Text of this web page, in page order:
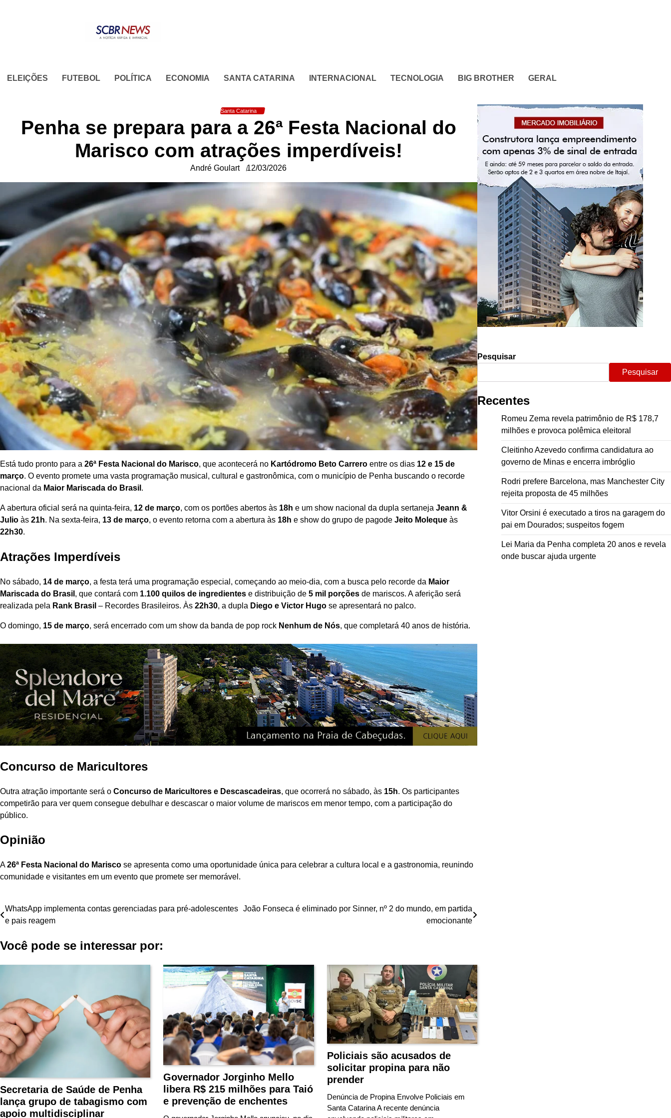
ELEIÇÕES FUTEBOL POLÍTICA ECONOMIA SANTA CATARINA INTERNACIONAL TECNOLOGIA BIG BROTHER GERAL
Santa Catarina
Penha se prepara para a 26ª Festa Nacional do
Marisco com atrações imperdíveis!
André Goulart 12/03/2026
Está tudo pronto para a 26ª Festa Nacional do Marisco, que acontecerá no Kartódromo Beto Carrero entre os dias 12 e 15 de
março. O evento promete uma vasta programação musical, cultural e gastronômica, com o município de Penha buscando o recorde
nacional da Maior Mariscada do Brasil .
A abertura oficial será na quinta-feira, 12 de março, com os portões abertos às 18h e um show nacional da dupla sertaneja Jeann &
Julio às 21h. Na sexta-feira, 13 de março, o evento retorna com a abertura às 18h e show do grupo de pagode Jeito Moleque às
22h30.
Atrações Imperdíveis
No sábado, 14 de março, a festa terá uma programação especial, começando ao meio-dia, com a busca pelo recorde da Maior
Mariscada do Brasil , que contará com 1.100 quilos de ingredientes e distribuição de 5 mil porções de mariscos. A aferição será
realizada pela Rank Brasil – Recordes Brasileiros. Às 22h30, a dupla Diego e Victor Hugo se apresentará no palco.
O domingo, 15 de março, será encerrado com um show da banda de pop rock Nenhum de Nós, que completará 40 anos de história.
Concurso de Maricultores
Outra atração importante será o Concurso de Maricultores e Descascadeiras, que ocorrerá no sábado, às 15h. Os participantes
competirão para ver quem consegue debulhar e descascar o maior volume de mariscos em menor tempo, com a participação do
público.
Opinião
A26ª Festa Nacional do Marisco se apresenta como uma oportunidade única para celebrar a cultura local e a gastronomia, reunindo
comunidade e visitantes em um evento que promete ser memorável.
Navegação
de
Post
WhatsApp implementa contas gerenciadas para pré-adolescentes
e pais reagem
João Fonseca é eliminado por Sinner, nº 2 do mundo, em partida
emocionante
Você pode se interessar por:
Secretaria de Saúde de Penha
lança grupo de tabagismo com
apoio multidisciplinar
Governador Jorginho Mello
libera R$ 215 milhões para Taió
e prevenção de enchentes
Policiais são acusados de
solicitar propina para não
prender
Denúncia de Propina Envolve Policiais em
Santa Catarina A recente denúncia
Pesquisar
Pesquisar
Recentes
Romeu Zema revela patrimônio de R$ 178,7
milhões e provoca polêmica eleitoral
Cleitinho Azevedo confirma candidatura ao
governo de Minas e encerra imbróglio
Rodri prefere Barcelona, mas Manchester City
rejeita proposta de 45 milhões
Vitor Orsini é executado a tiros na garagem do
pai em Dourados; suspeitos fogem
Lei Maria da Penha completa 20 anos e revela
onde buscar ajuda urgente